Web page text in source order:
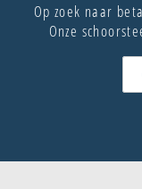
Op zoek naar
Onze